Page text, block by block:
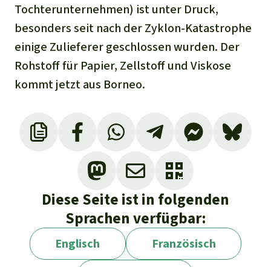
Tochterunternehmen) ist unter Druck,
besonders seit nach der Zyklon-Katastrophe
einige Zulieferer geschlossen wurden. Der
Rohstoff für Papier, Zellstoff und Viskose
kommt jetzt aus Borneo.
Diese Seite ist in folgenden
Sprachen verfügbar:
Englisch
Französisch